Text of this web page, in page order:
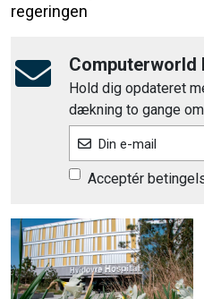
regeringen
Computerworld
Hold dig opdateret
dækning to gange
Din e-mail
Acceptér